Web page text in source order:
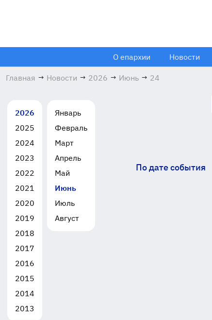
О епархии Новости
Главная → Новости → 2026 → Июнь → 24
2026
2025
2024
2023
2022
2021
2020
2019
2018
2017
2016
2015
2014
2013
Январь
Февраль
Март
Апрель
Май
Июнь
Июль
Август
По дате события